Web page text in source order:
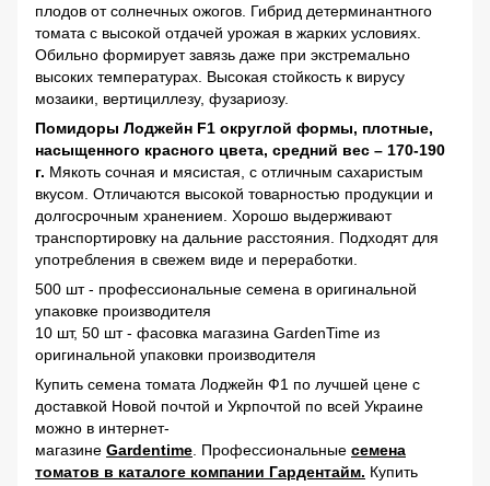
плодов от солнечных ожогов. Гибрид детерминантного
томата с высокой отдачей урожая в жарких условиях.
Обильно формирует завязь даже при экстремально
высоких температурах. Высокая стойкость к вирусу
мозаики, вертициллезу, фузариозу.
Помидоры Лоджейн F1 округлой формы, плотные,
насыщенного красного цвета, средний вес – 170-190
г. Мякоть сочная и мясистая, с отличным сахаристым
вкусом. Отличаются высокой товарностью продукции и
долгосрочным хранением. Хорошо выдерживают
транспортировку на дальние расстояния. Подходят для
употребления в свежем виде и переработки.
500 шт - профессиональные семена в оригинальной
упаковке производителя
10 шт, 50 шт - фасовка магазина GardenTime из
оригинальной упаковки производителя
Купить семена томата Лоджейн Ф1 по лучшей цене с
доставкой Новой почтой и Укрпочтой по всей Украине
можно в интернет-
магазине Gardentime . Профессиональные семена
томатов в каталоге компании Гардентайм. Купить